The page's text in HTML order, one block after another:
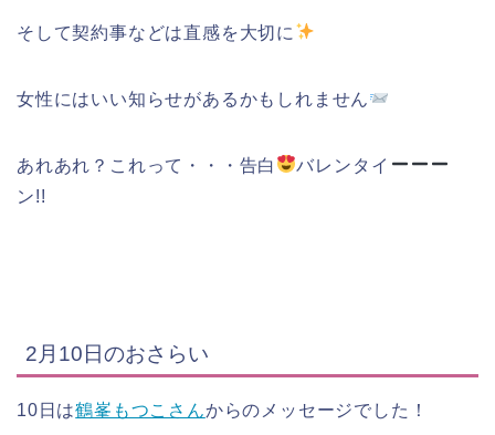
そして契約事などは直感を大切に
女性にはいい知らせがあるかもしれません
あれあれ？これって・・・告白
バレンタイ
ン!!
2月10日のおさらい
10日は鶴峯もつこさんからのメッセージでした！